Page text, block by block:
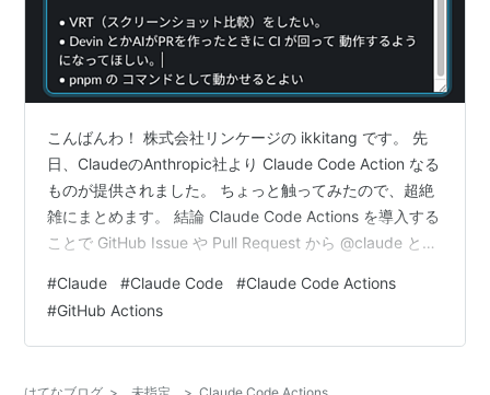
こんばんわ！ 株式会社リンケージの ikkitang です。 先
日、ClaudeのAnthropic社より Claude Code Action なる
ものが提供されました。 ちょっと触ってみたので、超絶
雑にまとめます。 結論 Claude Code Actions を導入する
ことで GitHub Issue や Pull Request から @claude とメ
できる Devinのように Slack から @claude する仕組みは
一旦なさそう？（僕はこれがほしい!!!!） GitHub Issue を
そもそも作ってもらうような場…
#Claude #Claude Code #Claude Code Actions
#GitHub Actions